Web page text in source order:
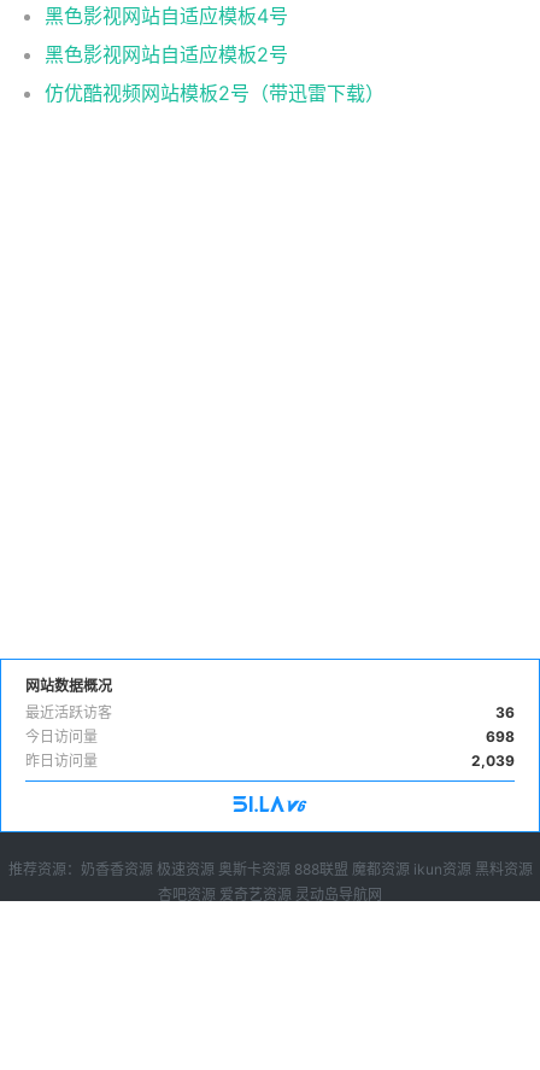
黑色影视网站自适应模板4号
黑色影视网站自适应模板2号
仿优酷视频网站模板2号（带迅雷下载）
网站数据概况
36
最近活跃访客
698
今日访问量
2,039
昨日访问量
推荐资源： 奶香香资源 极速资源 奥斯卡资源 888联盟 魔都资源 ikun资源 黑料资源
杏吧资源 爱奇艺资源 灵动岛导航网